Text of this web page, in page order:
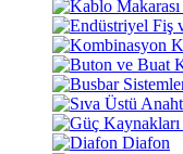
Diafon